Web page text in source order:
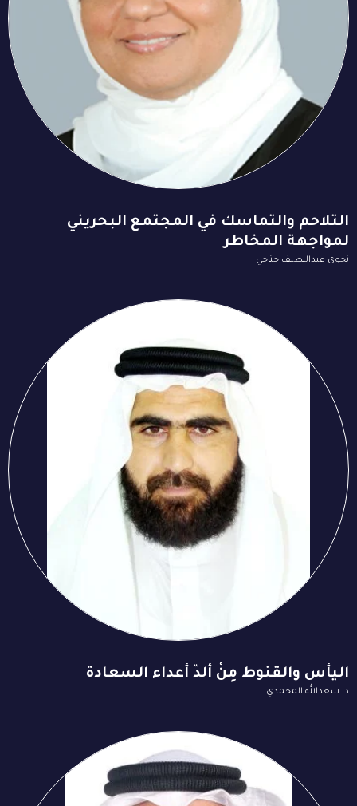
التلاحم والتماسك في المجتمع البحريني
لمواجهة المخاطر
نجوى عبداللطيف جناحي
اليأس والقنوط مِنْ ألدّ أعداء السعادة
د. سعدالله المحمدي